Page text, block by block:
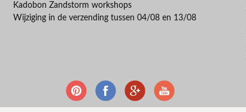
Kadobon Zandstorm workshops
Wijziging in de verzending tussen 04/08 en 13/08